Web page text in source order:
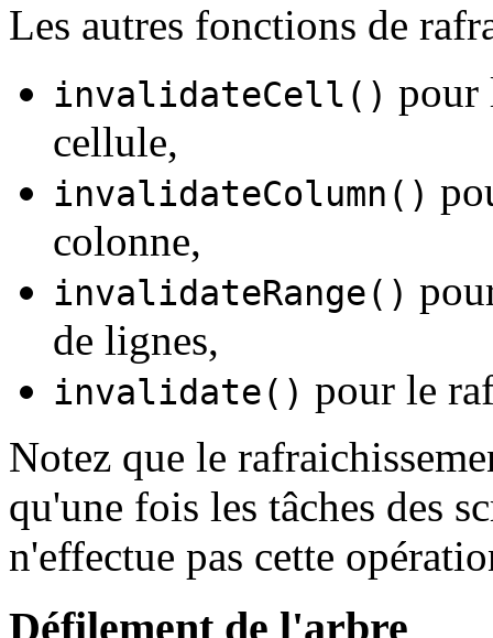
Les autres fonctions de
invalidateCell() pour
cellule,
invalidateColumn()
colonne,
invalidateRange()
de lignes,
invalidate() pour le
Notez que le
qu'une fois les tâches des
n'effectue pas cette
Défilement de l'arbre